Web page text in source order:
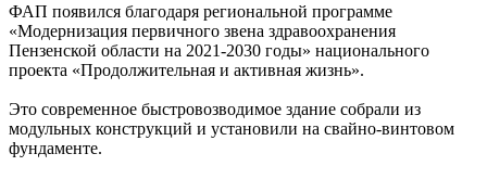
ФАП появился благодаря региональной программе
«Модернизация первичного звена здравоохранения
Пензенской области на 2021-2030 годы» национального
проекта «Продолжительная и активная жизнь».
Это современное быстровозводимое здание собрали из
модульных конструкций и установили на свайно-винтовом
фундаменте.